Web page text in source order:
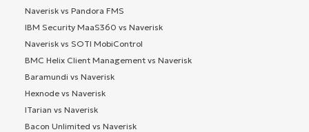
Naverisk vs Pandora FMS
IBM Security MaaS360 vs Naverisk
Naverisk vs SOTI MobiControl
BMC Helix Client Management vs Naverisk
Baramundi vs Naverisk
Hexnode vs Naverisk
ITarian vs Naverisk
Bacon Unlimited vs Naverisk